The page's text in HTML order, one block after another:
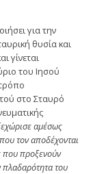
για την
θυσία και
γίνεται
του Ιησού
στο Σταυρό
αμέσως
τον αποδέχονται
που προξενούν
πλαδαρότητα του